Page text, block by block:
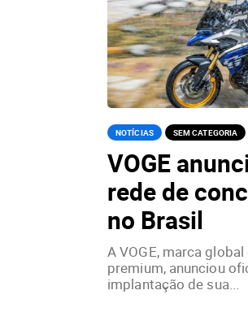
NOTÍCIAS SEM CATEGORIA
VOGE
rede de
no Brasil
A VOGE, marca
premium, anunciou
implantação de sua...